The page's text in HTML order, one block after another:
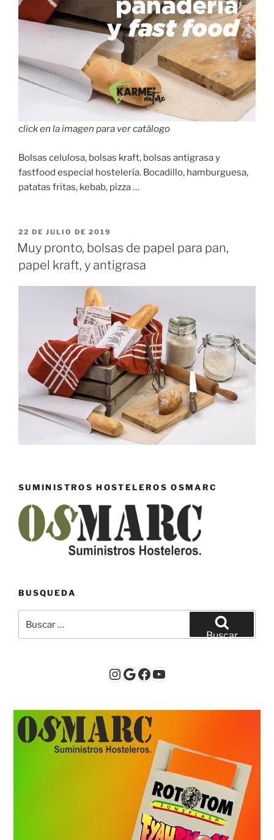
click en la imagen para ver catálogo
Bolsas celulosa, bolsas kraft, bolsas antigrasa y
fastfood especial hostelería. Bocadillo, hamburguesa,
patatas fritas, kebab, pizza …
PUBLICADO
EL
22 DE JULIO DE 2019
Muy pronto, bolsas de papel para pan,
papel kraft, y antigrasa
SUMINISTROS HOSTELEROS OSMARC
BUSQUEDA
por:
Buscar
Instagram
Google
Facebook
YouTube